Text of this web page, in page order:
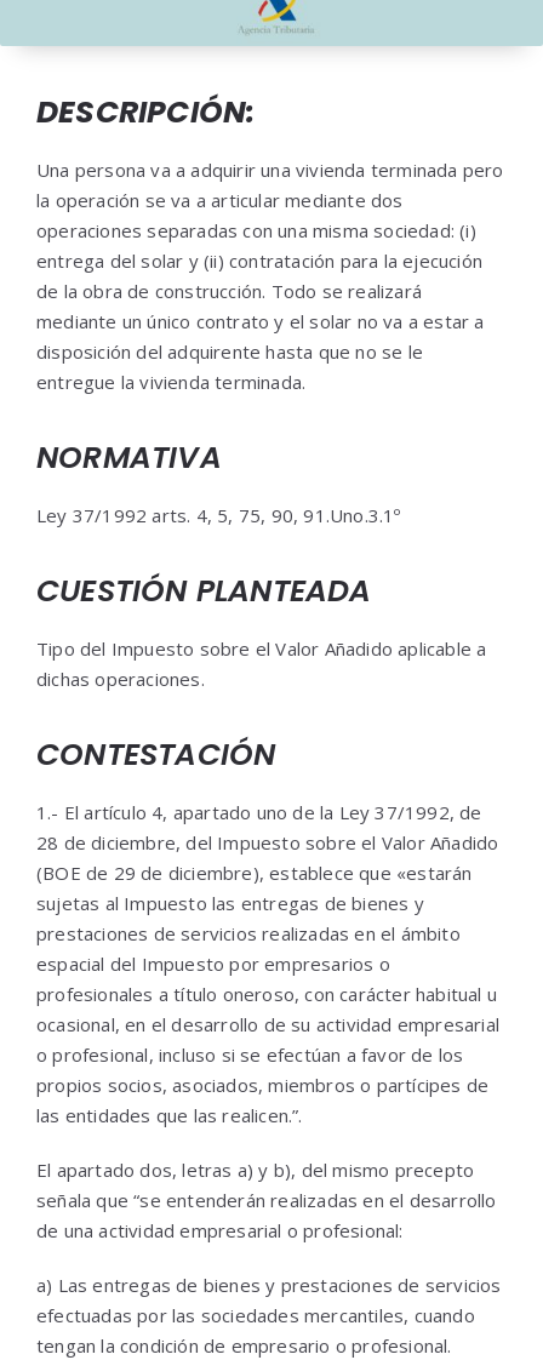
DESCRIPCIÓN:
Una persona va a adquirir una vivienda terminada pero
la operación se va a articular mediante dos
operaciones separadas con una misma sociedad: (i)
entrega del solar y (ii) contratación para la ejecución
de la obra de construcción. Todo se realizará
mediante un único contrato y el solar no va a estar a
disposición del adquirente hasta que no se le
entregue la vivienda terminada.
NORMATIVA
Ley 37/1992 arts. 4, 5, 75, 90, 91.Uno.3.1º
CUESTIÓN PLANTEADA
Tipo del Impuesto sobre el Valor Añadido aplicable a
dichas operaciones.
CONTESTACIÓN
1.- El artículo 4, apartado uno de la Ley 37/1992, de
28 de diciembre, del Impuesto sobre el Valor Añadido
(BOE de 29 de diciembre), establece que «estarán
sujetas al Impuesto las entregas de bienes y
prestaciones de servicios realizadas en el ámbito
espacial del Impuesto por empresarios o
profesionales a título oneroso, con carácter habitual u
ocasional, en el desarrollo de su actividad empresarial
o profesional, incluso si se efectúan a favor de los
propios socios, asociados, miembros o partícipes de
las entidades que las realicen.”.
El apartado dos, letras a) y b), del mismo precepto
señala que “se entenderán realizadas en el desarrollo
de una actividad empresarial o profesional:
a) Las entregas de bienes y prestaciones de servicios
efectuadas por las sociedades mercantiles, cuando
tengan la condición de empresario o profesional.